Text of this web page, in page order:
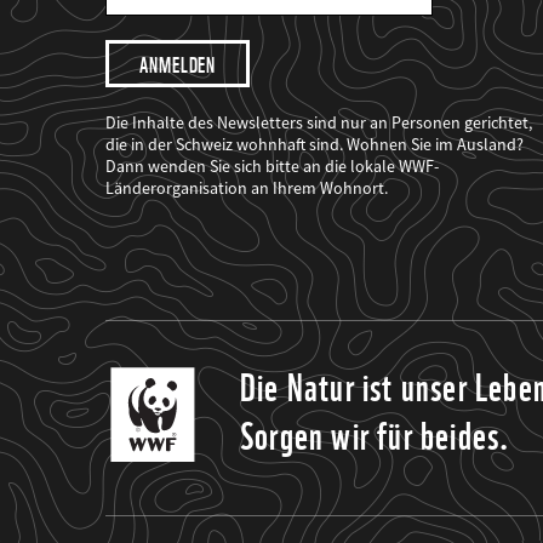
Mail
Adresse
Ich
möchte,
dass
der
WWF
mich
über
seine
Projekte
informiert.
Die Inhalte des Newsletters sind nur an Personen gerichtet,
die in der Schweiz wohnhaft sind. Wohnen Sie im Ausland?
Dann wenden Sie sich bitte an die lokale WWF-
Länderorganisation an Ihrem Wohnort.
Die Natur ist unser
Sorgen wir für beides.